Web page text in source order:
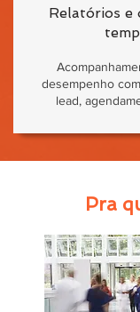
Relatórios e
desempenho
lead,
Pra